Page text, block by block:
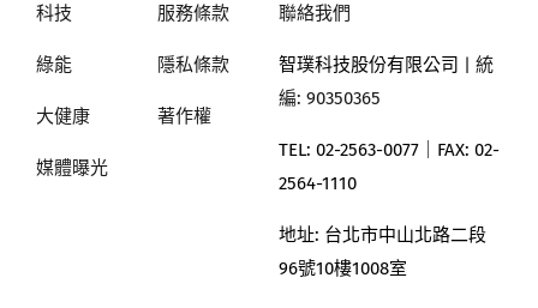
科技
綠能
大健康
媒體曝光
服務條款
隱私條款
著作權
聯絡我們
智璞科技股份有限公司 | 統
編: 90350365
TEL: 02-2563-0077｜ FAX: 02-
2564-1110
地址: 台北市中山北路二段
96號10樓1008室